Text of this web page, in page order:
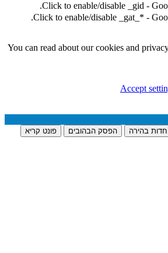
Click to enable/disable _gid
Click to enable/disable _gat_*
You can read about our cookies and
Accept
הפסק הבהובים
פונט קריא